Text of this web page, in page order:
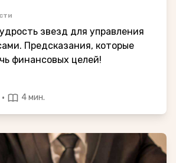
звезд для управления
Предсказания, которые
финансовых целей!
· 4 мин.